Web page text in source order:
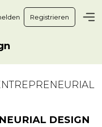
Registrieren
DESIGN